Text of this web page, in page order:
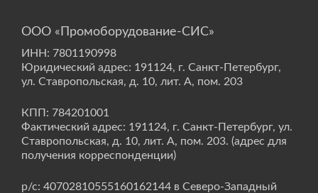
ООО «Промоборудование-СИС»
ИНН: 7801190998
Юридический адрес: 191124, г. Санкт-Петербург,
ул. Ставропольская, д. 10, лит. А, пом. 203
КПП: 784201001
Фактический адрес: 191124, г. Санкт-Петербург, ул.
Ставропольская, д. 10, лит. А, пом. 203. (адрес для
получения корреспонденции)
р/с: 40702810555160162144 в Северо-Западный